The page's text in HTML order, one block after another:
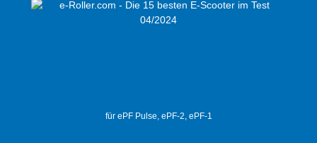
für ePF Pulse, ePF-2, ePF-1